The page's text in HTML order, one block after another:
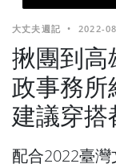
大丈夫週記 • 2022-
揪團到高
政事務所
建議穿
配合2022臺